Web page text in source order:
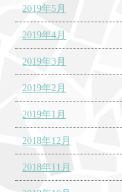
2019年5月
2019年4月
2019年3月
2019年2月
2019年1月
2018年12月
2018年11月